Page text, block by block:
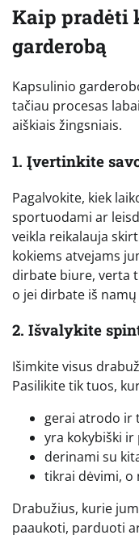
Kaip pradėti
garderobą
Kapsulinio
tačiau procesas
aiškiais žingsniais.
1. Įvertinkite
Pagalvokite, kiek
sportuodami ar
veikla reikalauja
kokiems atvejams
dirbate biure, verta
o jei dirbate iš
2. Išvalykite
Išimkite visus
Pasilikite tik tuos,
gerai atrodo ir
yra kokybiški ir
derinami su
tikrai dėvimi, o
Drabužius, kurie
paaukoti, parduoti